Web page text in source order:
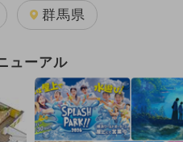
)
群馬県
ューアル